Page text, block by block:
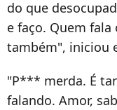
do que
e faço. Quem
também", iniciou
"P*** merda. É
falando. Amor,